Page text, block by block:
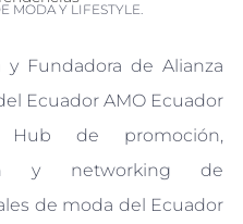
MODA Y LIFESTYLE.
Ecuador AMO Ecuador
de promoción,
y networking de
de moda del Ecuador